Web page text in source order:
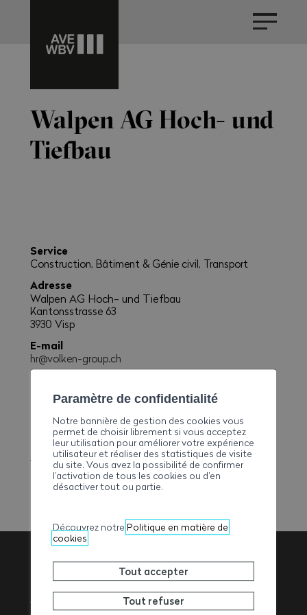
Walpen AG Hoch- und
Tiefbau
Service
Construction, Bâtiment & Génie civil, Transport
Adresse
Walpen AG Hoch- und Tiefbau
Kantonsstrasse 63
3930 Visp
E-mail
hr@volken-group.ch
+41279480548
+41279480510
Site web
www.walpen-ag.ch
Association
Paramètre de confidentialité
Notre bannière de gestion des cookies vous
permet de choisir librement si vous acceptez
leur utilisation pour améliorer votre expérience
utilisateur et réaliser des statistiques de visite
du site. Vous avez la possibilité de confirmer
l’activation de tous les cookies ou d’en
désactiver tout ou partie.
Découvrez notre Politique en matière de
cookies
Tout accepter
Tout refuser